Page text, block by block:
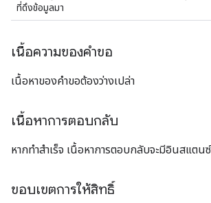
ที่ดึงข้อมูลมา
เนื้อความของคำขอ
เนื้อหาของคำขอต้องว่างเปล่า
เนื้อหาการตอบกลับ
หากทำสำเร็จ เนื้อหาการตอบกลับจะมีอินสแตนซ์
ขอบเขตการให้สิทธิ์